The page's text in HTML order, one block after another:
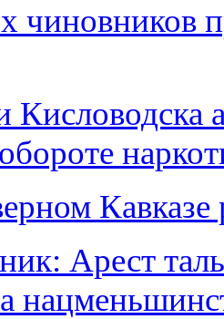
чиновников
Кавказе
Арест